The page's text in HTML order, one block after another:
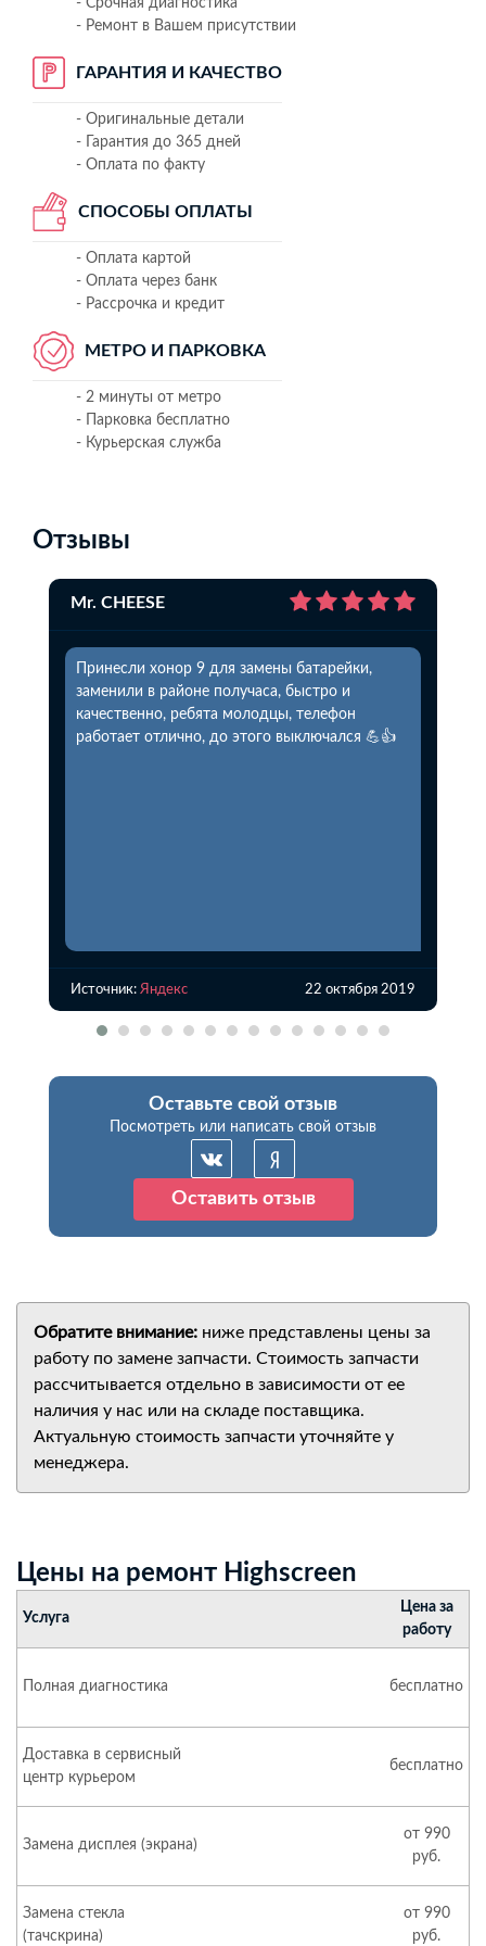
- Срочная диагностика
- Ремонт в Вашем присутствии
ГАРАНТИЯ И КАЧЕСТВО
- Оригинальные детали
- Гарантия до 365 дней
- Оплата по факту
СПОСОБЫ ОПЛАТЫ
- Оплата картой
- Оплата через банк
- Рассрочка и кредит
МЕТРО И ПАРКОВКА
- 2 минуты от метро
- Парковка бесплатно
- Курьерская служба
Отзывы
Mr. CHEESE
Принесли хонор 9 для замены батарейки,
заменили в районе получаса, быстро и
качественно, ребята молодцы, телефон
работает отлично, до этого выключался 💪👍
Источник: Яндекс 22 октября 2019
Оставьте свой отзыв
Посмотреть или написать свой отзыв
Оставить отзыв
Обратите внимание: ниже представлены цены за
работу по замене запчасти. Стоимость запчасти
рассчитывается отдельно в зависимости от ее
наличия у нас или на складе поставщика.
Актуальную стоимость запчасти уточняйте у
менеджера.
Цены на ремонт Highscreen
Услуга
Цена за
работу
Полная диагностика бесплатно
Доставка в сервисный
центр курьером
бесплатно
Замена дисплея (экрана)
от 990
руб.
Замена стекла
(тачскрина)
от 990
руб.